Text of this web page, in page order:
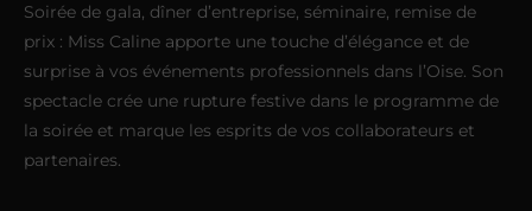
Soirée de gala, dîner d’entreprise, séminaire, remise de
prix : Miss Caline apporte une touche d’élégance et de
surprise à vos événements professionnels dans l’Oise. Son
spectacle crée une rupture festive dans le programme de
la soirée et marque les esprits de vos collaborateurs et
partenaires.